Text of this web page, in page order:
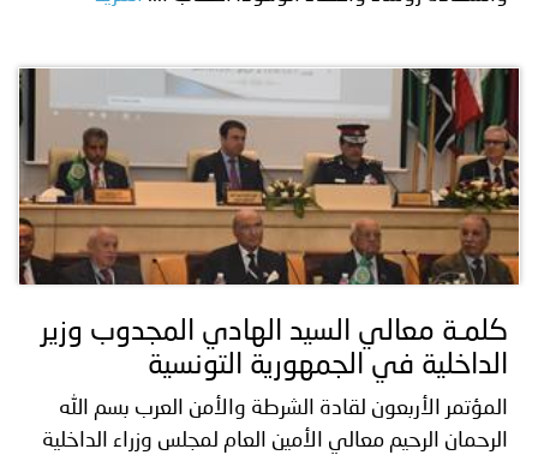
كلمـة معالي السيد الهادي المجدوب وزير
الداخلية في الجمهورية التونسية
المؤتمر الأربعون لقادة الشرطة والأمن العرب بسم الله
الرحمان الرحيم معالي الأمين العام لمجلس وزراء الداخلية